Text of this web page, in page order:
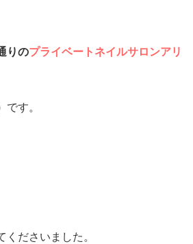
りのプライベートネイルサロンアリ
です。
くださいました。